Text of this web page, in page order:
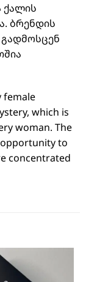
ბრენდის
female
which is
woman. The
to
concentrated